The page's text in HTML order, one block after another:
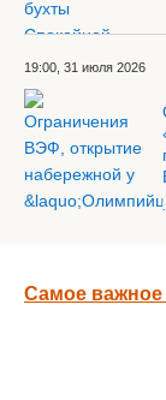
19:00, 31 июля 2026
Самое важное